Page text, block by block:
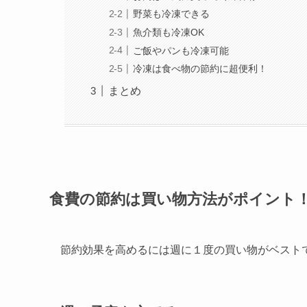
野菜も冷凍できる
魚介類も冷凍OK
ご飯やパンも冷凍可能
冷凍は食べ物の節約に超便利！
まとめ
食費の節約は買い物方法がポイント！
節約効果を高めるには週に１度の買い物がベスト